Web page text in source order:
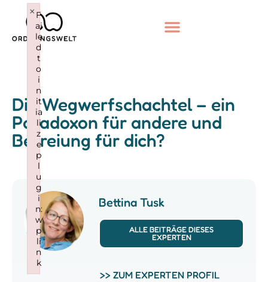
Die Wegwerfschachtel – ein
Paradoxon für andere und
Befreiung für dich?
Bettina Tusk
ALLE BEITRÄGE DIESES
EXPERTEN
>> ZUM EXPERTEN PROFIL
F
ai
le
d
t
o
i
n
it
ia
li
z
e
p
l
u
g
i
n:
w
p
li
n
k
×
Failed to initialize plugin: wplink